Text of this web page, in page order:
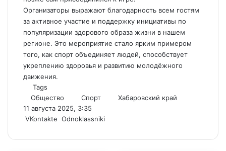
Организаторы выражают благодарность всем гостям
за активное участие и поддержку инициативы по
популяризации здорового образа жизни в нашем
регионе. Это мероприятие стало ярким примером
того, как спорт объединяет людей, способствует
укреплению здоровья и развитию молодёжного
движения.
Tags
Общество
Спорт
Хабаровский край
11 августа 2025, 3:35
VKontakte Odnoklassniki
Email